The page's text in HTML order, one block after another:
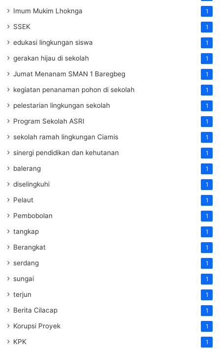
Imum Mukim Lhoknga 1
SSEK 1
edukasi lingkungan siswa 1
gerakan hijau di sekolah 1
Jumat Menanam SMAN 1 Baregbeg 1
kegiatan penanaman pohon di sekolah 1
pelestarian lingkungan sekolah 1
Program Sekolah ASRI 1
sekolah ramah lingkungan Ciamis 1
sinergi pendidikan dan kehutanan 1
balerang 1
diselingkuhi 1
Pelaut 1
Pembobolan 1
tangkap 1
Berangkat 1
serdang 1
sungai 1
terjun 1
Berita Cilacap 1
Korupsi Proyek 1
KPK 1